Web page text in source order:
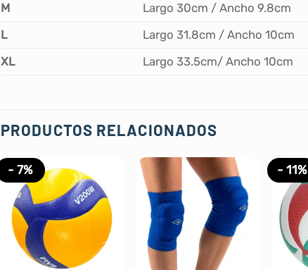
M
Largo 30cm / Ancho 9.8cm
L
Largo 31.8cm / Ancho 10cm
XL
Largo 33.5cm/ Ancho 10cm
PRODUCTOS RELACIONADOS
- 7% - 11%